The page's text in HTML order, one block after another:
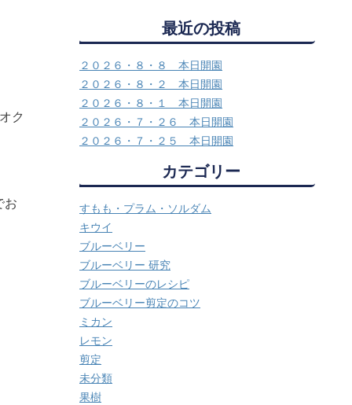
ク
お
最近の投稿
２０２６・８・８ 本日開園
２０２６・８・２ 本日開園
２０２６・８・１ 本日開園
２０２６・７・２６ 本日開園
２０２６・７・２５ 本日開園
カテゴリー
すもも・プラム・ソルダム
キウイ
ブルーベリー
ブルーベリー 研究
ブルーベリーのレシピ
ブルーベリー剪定のコツ
ミカン
レモン
剪定
未分類
果樹